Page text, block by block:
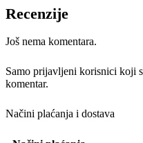
Recenzije
Još nema komentara.
Samo prijavljeni korisnici koji
komentar.
Načini plaćanja i dostava